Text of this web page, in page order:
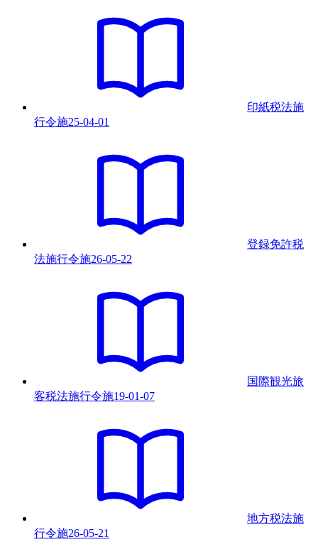
印紙税法施
行令施25-04-01
登録免許税
法施行令施26-05-22
国際観光旅
客税法施行令施19-01-07
地方税法施
行令施26-05-21